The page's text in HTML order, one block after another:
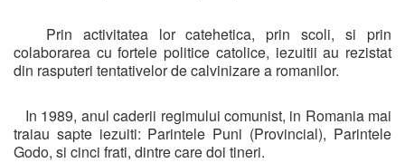
Prin activitatea lor catehetica, prin scoli, si prin
colaborarea cu fortele politice catolice, iezuitii au rezistat
din rasputeri tentativelor de calvinizare a romanilor.
In 1989, anul caderii regimului comunist, in Romania mai
traiau sapte iezuiti: Parintele Puni (Provincial), Parintele
Godo, si cinci frati, dintre care doi tineri.